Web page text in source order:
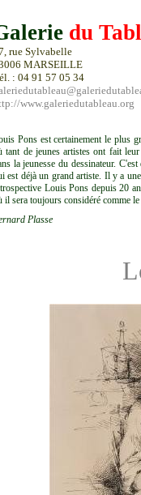
du
rue Sylvabelle
MARSEILLE
: 04 91 57 05 34
www.galeriedutableau.org
Pons est certainement le plus
tant de jeunes artistes ont fait
la jeunesse du dessinateur.
est déjà un grand artiste. Il y a
Louis Pons depuis 20
il sera toujours considéré comme
Plasse